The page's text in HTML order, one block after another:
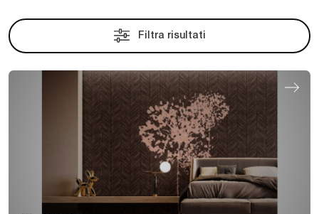
Filtra risultati